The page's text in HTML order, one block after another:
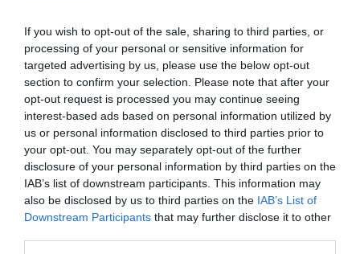
If you wish to opt-out of the sale, sharing to third parties, or
processing of your personal or sensitive information for
targeted advertising by us, please use the below opt-out
section to confirm your selection. Please note that after your
opt-out request is processed you may continue seeing
interest-based ads based on personal information utilized by
us or personal information disclosed to third parties prior to
your opt-out. You may separately opt-out of the further
disclosure of your personal information by third parties on the
IAB’s list of downstream participants. This information may
also be disclosed by us to third parties on the IAB’s List of
Downstream Participants that may further disclose it to other